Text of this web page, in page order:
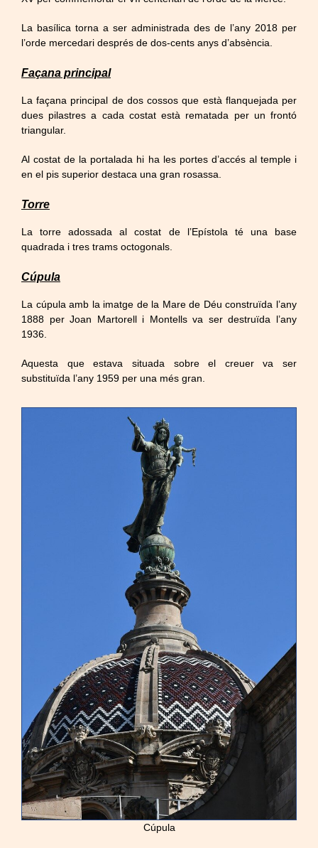
La basílica torna a ser administrada des de l’any 2018 per
l’orde mercedari després de dos-cents anys d’absència.
Façana principal
La façana principal de dos cossos que està flanquejada per
dues pilastres a cada costat està rematada per un frontó
triangular.
Al costat de la portalada hi ha les portes d’accés al temple i
en el pis superior destaca una gran rosassa.
Torre
La torre adossada al costat de l’Epístola té una base
quadrada i tres trams octogonals.
Cúpula
La cúpula amb la imatge de la Mare de Déu construïda l’any
1888 per Joan Martorell i Montells va ser destruïda l’any
1936.
Aquesta que estava situada sobre el creuer va ser
substituïda l’any 1959 per una més gran.
Cúpula